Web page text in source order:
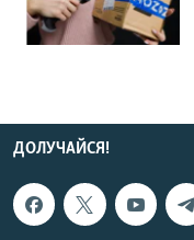
ДОЛУЧАЙСЯ!